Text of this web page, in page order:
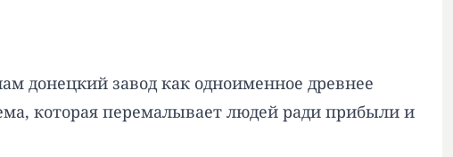
донецкий завод как одноименное древнее
которая перемалывает людей ради прибыли и